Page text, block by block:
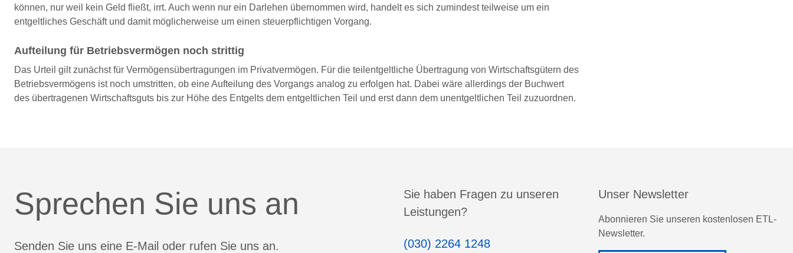
können, nur weil kein Geld fließt, irrt. Auch wenn nur ein Darlehen übernommen wird, handelt es sich zumindest teilweise um ein
entgeltliches Geschäft und damit möglicherweise um einen steuerpflichtigen Vorgang.
Aufteilung für Betriebsvermögen noch strittig
Das Urteil gilt zunächst für Vermögensübertragungen im Privatvermögen. Für die teilentgeltliche Übertragung von Wirtschaftsgütern des
Betriebsvermögens ist noch umstritten, ob eine Aufteilung des Vorgangs analog zu erfolgen hat. Dabei wäre allerdings der Buchwert
des übertragenen Wirtschaftsguts bis zur Höhe des Entgelts dem entgeltlichen Teil und erst dann dem unentgeltlichen Teil zuzuordnen.
Sprechen Sie uns an
Senden Sie uns eine E-Mail oder rufen Sie uns an.
Sie haben Fragen zu unseren
Leistungen?
(030) 2264 1248
Unser Newsletter
Abonnieren Sie unseren kostenlosen ETL-
Newsletter.